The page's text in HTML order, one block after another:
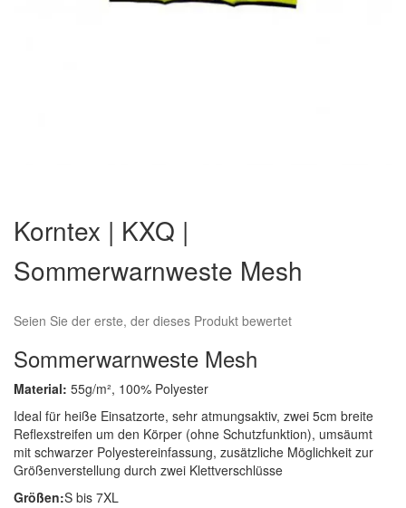
der
Bildergalerie
springen
Korntex | KXQ |
Sommerwarnweste Mesh
Seien Sie der erste, der dieses Produkt bewertet
Sommerwarnweste Mesh
Material: 55g/m², 100% Polyester
Ideal für heiße Einsatzorte, sehr atmungsaktiv, zwei 5cm breite
Reflexstreifen um den Körper (ohne Schutzfunktion), umsäumt
mit schwarzer Polyestereinfassung, zusätzliche Möglichkeit zur
Größenverstellung durch zwei Klettverschlüsse
Größen:S bis 7XL